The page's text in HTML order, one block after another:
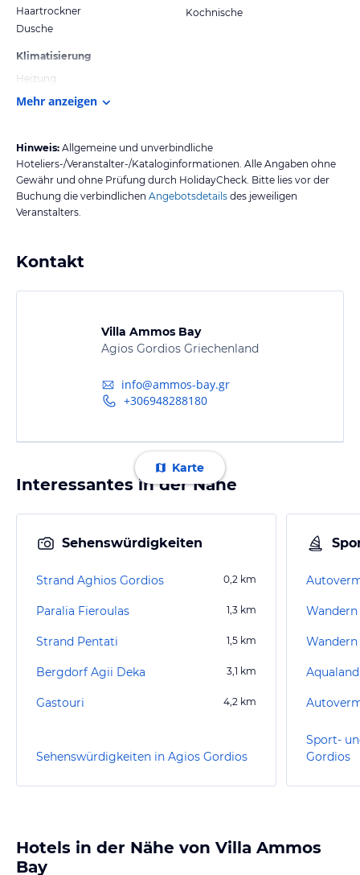
Haartrockner
Dusche
Klimatisierung
Heizung
Kochnische
Mehr anzeigen
Hinweis: Allgemeine und unverbindliche
Hoteliers-/Veranstalter-/Kataloginformationen. Alle Angaben ohne
Gewähr und ohne Prüfung durch HolidayCheck. Bitte lies vor der
Buchung die verbindlichen Angebotsdetails des jeweiligen
Veranstalters.
Kontakt
Villa Ammos Bay
Agios Gordios Griechenland
info@ammos-bay.gr
+306948288180
Karte
Interessantes in der Nähe
Sehenswürdigkeiten
Strand Aghios Gordios 0,2 km
Paralia Fieroulas 1,3 km
Strand Pentati 1,5 km
Bergdorf Agii Deka 3,1 km
Gastouri 4,2 km
Sehenswürdigkeiten in Agios Gordios
Aqualand
Sport-
Gordios
Hotels in der Nähe von Villa Ammos
Bay